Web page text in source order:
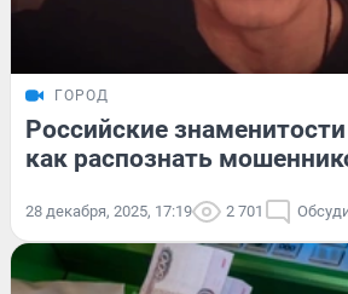
ГОРОД
Российские
как распознать
28 декабря, 2025, 17:19 2 701